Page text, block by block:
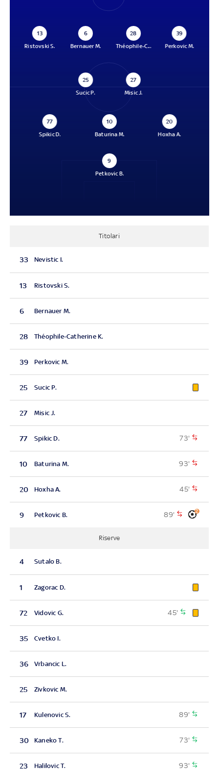
13
Ristovski S.
6
Bernauer M.
28
Théophile-C...
39
Perkovic M.
25
Sucic P.
27
Misic J.
77
Spikic D.
10
Baturina M.
20
Hoxha A.
9
Petkovic B.
Titolari
33 Nevistic I.
13 Ristovski S.
6 Bernauer M.
28 Théophile-Catherine K.
39 Perkovic M.
25 Sucic P.
27 Misic J.
77 Spikic D. 73'
10 Baturina M. 93'
20 Hoxha A. 45'
9 Petkovic B. 89' 2
Riserve
4 Sutalo B.
1 Zagorac D.
72 Vidovic G. 45'
35 Cvetko I.
36 Vrbancic L.
25 Zivkovic M.
17 Kulenovic S. 89'
30 Kaneko T. 73'
23 Halilovic T. 93'